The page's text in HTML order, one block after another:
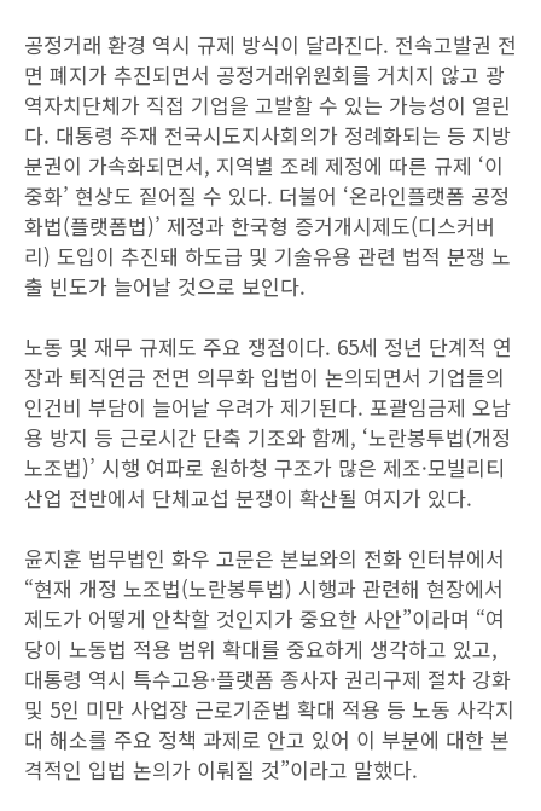
공정거래 환경 역시 규제 방식이 달라진다. 전속고발권 전
면 폐지가 추진되면서 공정거래위원회를 거치지 않고 광
역자치단체가 직접 기업을 고발할 수 있는 가능성이 열린
다. 대통령 주재 전국시도지사회의가 정례화되는 등 지방
분권이 가속화되면서, 지역별 조례 제정에 따른 규제 ‘이
중화’ 현상도 짙어질 수 있다. 더불어 ‘온라인플랫폼 공정
화법(플랫폼법)’ 제정과 한국형 증거개시제도(디스커버
리) 도입이 추진돼 하도급 및 기술유용 관련 법적 분쟁 노
출 빈도가 늘어날 것으로 보인다.
노동 및 재무 규제도 주요 쟁점이다. 65세 정년 단계적 연
장과 퇴직연금 전면 의무화 입법이 논의되면서 기업들의
인건비 부담이 늘어날 우려가 제기된다. 포괄임금제 오남
용 방지 등 근로시간 단축 기조와 함께, ‘노란봉투법(개정
노조법)’ 시행 여파로 원하청 구조가 많은 제조·모빌리티
산업 전반에서 단체교섭 분쟁이 확산될 여지가 있다.
윤지훈 법무법인 화우 고문은 본보와의 전화 인터뷰에서
“현재 개정 노조법(노란봉투법) 시행과 관련해 현장에서
제도가 어떻게 안착할 것인지가 중요한 사안”이라며 “여
당이 노동법 적용 범위 확대를 중요하게 생각하고 있고,
대통령 역시 특수고용·플랫폼 종사자 권리구제 절차 강화
및 5인 미만 사업장 근로기준법 확대 적용 등 노동 사각지
대 해소를 주요 정책 과제로 안고 있어 이 부분에 대한 본
격적인 입법 논의가 이뤄질 것”이라고 말했다.